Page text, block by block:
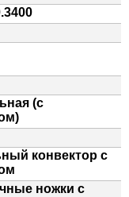
(с
конвектор с
ножки с